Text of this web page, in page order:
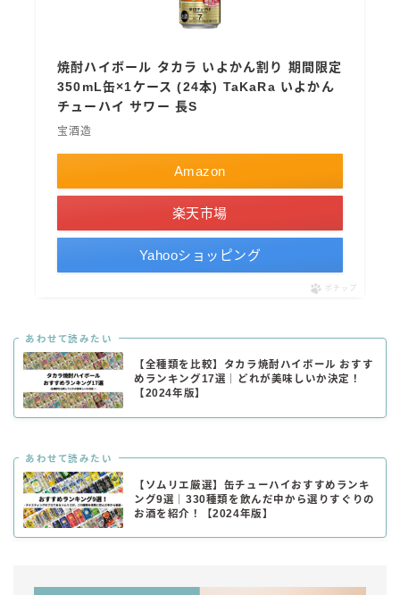
焼酎ハイボール タカラ いよかん割り 期間限定
350mL缶×1ケース (24本) TaKaRa いよかん
チューハイ サワー 長S
宝酒造
Amazon
楽天市場
Yahooショッピング
ポチップ
あわせて読みたい
【全種類を比較】タカラ焼酎ハイボール おすす
めランキング17選｜どれが美味しいか決定！
【2024年版】
あわせて読みたい
【ソムリエ厳選】缶チューハイおすすめランキ
ング9選｜330種類を飲んだ中から選りすぐりの
お酒を紹介！【2024年版】